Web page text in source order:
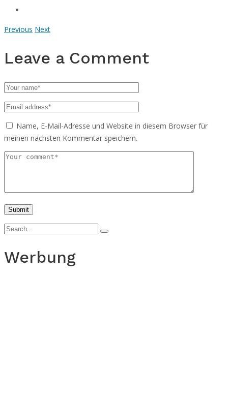
Previous Next
Leave a Comment
Name, E-Mail-Adresse und Website in diesem Browser für
meinen nächsten Kommentar speichern.
Werbung